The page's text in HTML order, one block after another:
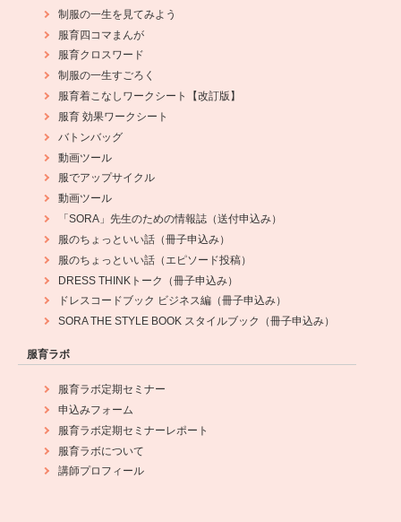
制服の一生を見てみよう
服育四コマまんが
服育クロスワード
制服の一生すごろく
服育着こなしワークシート【改訂版】
服育 効果ワークシート
バトンバッグ
動画ツール
服でアップサイクル
動画ツール
「SORA」先生のための情報誌（送付申込み）
服のちょっといい話（冊子申込み）
服のちょっといい話（エピソード投稿）
DRESS THINKトーク（冊子申込み）
ドレスコードブック ビジネス編（冊子申込み）
SORA THE STYLE BOOK スタイルブック（冊子申込み）
服育ラボ
服育ラボ定期セミナー
申込みフォーム
服育ラボ定期セミナーレポート
服育ラボについて
講師プロフィール